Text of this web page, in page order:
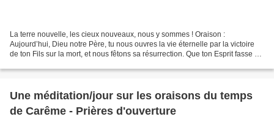
La terre nouvelle, les cieux nouveaux, nous y sommes ! Oraison :
Aujourd’hui, Dieu notre Père, tu nous ouvres la vie éternelle par la victoire
de ton Fils sur la mort, et nous fêtons sa résurrection. Que ton Esprit fasse de
Une méditation/jour sur les oraisons du temps
de Carême - Prières d'ouverture